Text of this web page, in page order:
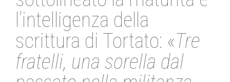
l’intelligenza della
scrittura di Tortato: «Tre
fratelli, una sorella dal